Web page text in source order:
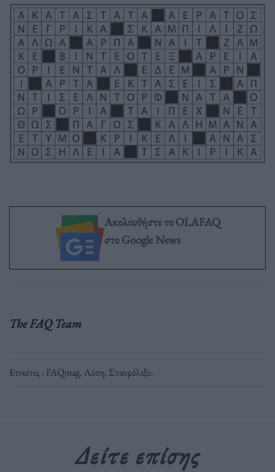
Ακολουθήστε το OLAFAQ
στο Google News
The FAQ Team
Ετικέτες : FAQmag,Λύση, Σταυρόλεξο.
Δείτε επίσης